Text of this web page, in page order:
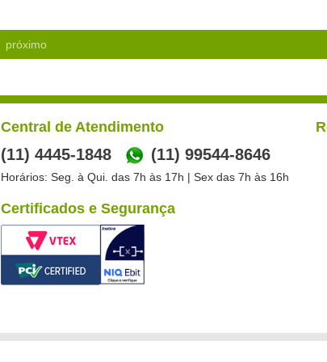
próximo
Central de Atendimento
(11) 4445-1848 (11) 99544-8646
Horários: Seg. à Qui. das 7h às 17h | Sex das 7h às 16h
Certificados e Segurança